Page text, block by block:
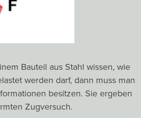
Bauteil aus Stahl wissen, wie
werden darf, dann muss man
besitzen. Sie ergeben
Zugversuch.